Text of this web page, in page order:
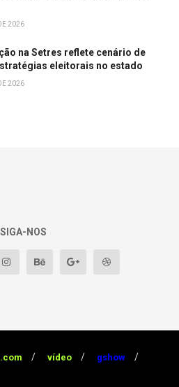
2026
na Setres reflete cenário de
eleitorais no estado
2026
SIGA-NOS
vídeo
gshow